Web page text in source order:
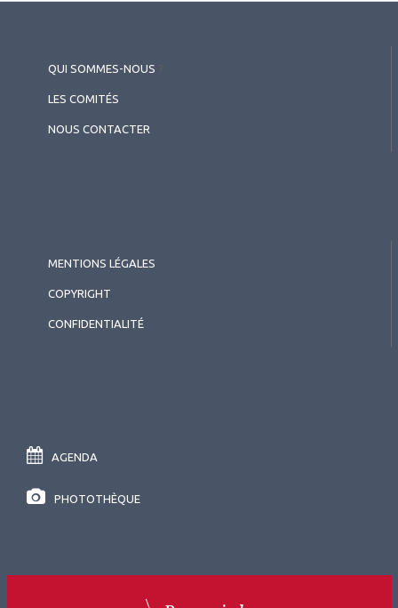
QUI SOMMES-NOUS
LES COMITÉS
NOUS CONTACTER
MENTIONS LÉGALES
COPYRIGHT
CONFIDENTIALITÉ
AGENDA
PHOTOTHÈQUE